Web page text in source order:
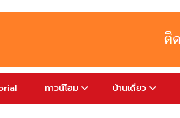
ทาวน์โฮม บ้านเดี่ยว